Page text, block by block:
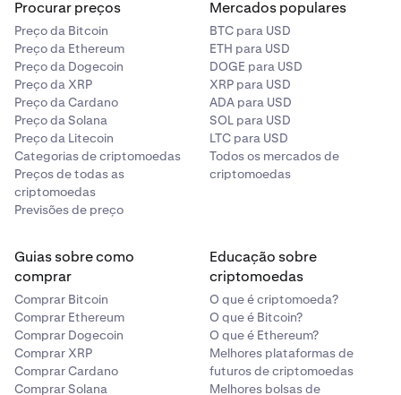
Procurar preços
Preço da Bitcoin
Preço da Ethereum
Preço da Dogecoin
Preço da XRP
Preço da Cardano
Preço da Solana
Preço da Litecoin
Categorias de criptomoedas
Preços de todas as
criptomoedas
Previsões de preço
Mercados populares
BTC para USD
ETH para USD
DOGE para USD
XRP para USD
ADA para USD
SOL para USD
LTC para USD
Todos os mercados de
criptomoedas
Guias sobre como
comprar
Comprar Bitcoin
Comprar Ethereum
Comprar Dogecoin
Comprar XRP
Comprar Cardano
Comprar Solana
Educação sobre
criptomoedas
O que é criptomoeda?
O que é Bitcoin?
O que é Ethereum?
Melhores plataformas de
futuros de criptomoedas
Melhores bolsas de